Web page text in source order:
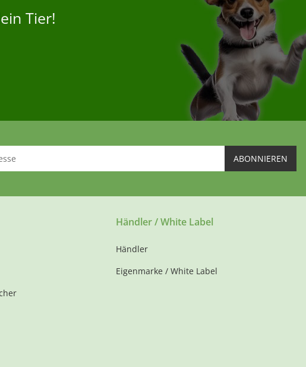
Tier!
ABONNIEREN
Händler / White Label
Händler
Eigenmarke / White Label